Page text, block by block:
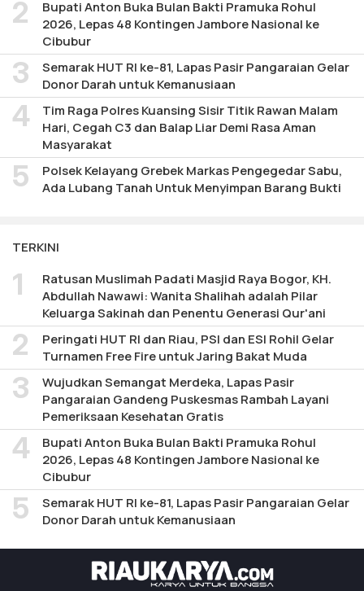
Bupati Anton Buka Bulan Bakti Pramuka Rohul
2026, Lepas 48 Kontingen Jambore Nasional ke
Cibubur
Semarak HUT RI ke-81, Lapas Pasir Pangaraian Gelar
Donor Darah untuk Kemanusiaan
Tim Raga Polres Kuansing Sisir Titik Rawan Malam
Hari, Cegah C3 dan Balap Liar Demi Rasa Aman
Masyarakat
Polsek Kelayang Grebek Markas Pengegedar Sabu,
Ada Lubang Tanah Untuk Menyimpan Barang Bukti
TERKINI
Ratusan Muslimah Padati Masjid Raya Bogor, KH.
Abdullah Nawawi: Wanita Shalihah adalah Pilar
Keluarga Sakinah dan Penentu Generasi Qur'ani
Peringati HUT RI dan Riau, PSI dan ESI Rohil Gelar
Turnamen Free Fire untuk Jaring Bakat Muda
Wujudkan Semangat Merdeka, Lapas Pasir
Pangaraian Gandeng Puskesmas Rambah Layani
Pemeriksaan Kesehatan Gratis
Bupati Anton Buka Bulan Bakti Pramuka Rohul
2026, Lepas 48 Kontingen Jambore Nasional ke
Cibubur
Semarak HUT RI ke-81, Lapas Pasir Pangaraian Gelar
Donor Darah untuk Kemanusiaan